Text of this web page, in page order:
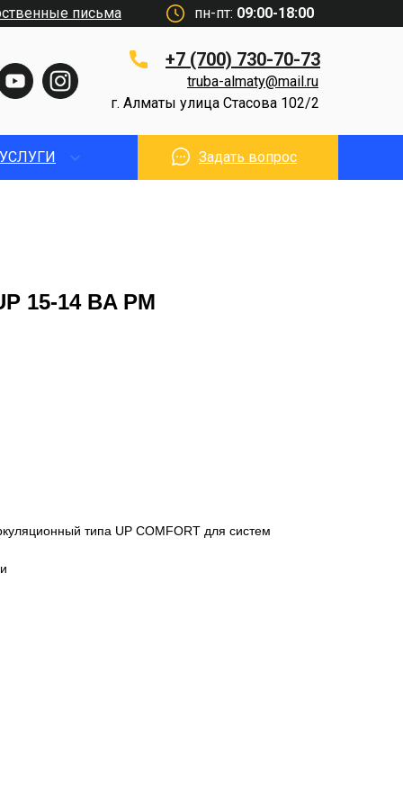
пн-пт: 09:00-18:00
+7 (700) 730-70-73
г. Алматы улица Стасова 102/2
truba-almaty@mail.ru
письма
Задать вопрос
15-14 BA PM
типа UP COMFORT для систем